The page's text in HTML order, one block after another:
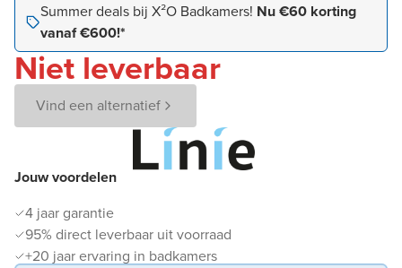
Jouw voordelen
4 jaar garantie
95% direct leverbaar uit voorraad
+20 jaar ervaring in badkamers
Summer deals bij X²O Badkamers! Nu €60 korting
vanaf €600!*
Niet leverbaar
Vind een alternatief